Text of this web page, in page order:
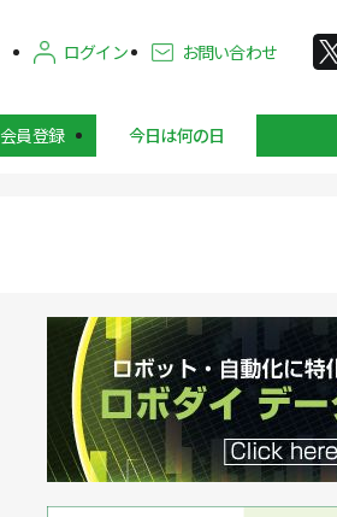
ログイン お問い合わせ
会員登録 今日は何の日